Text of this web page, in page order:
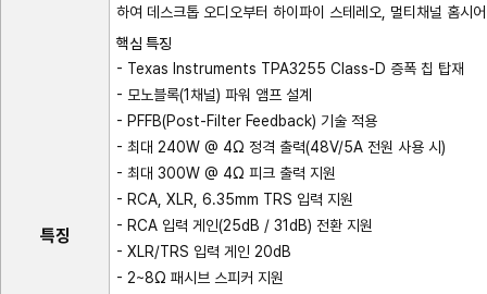
특징
하여 데스크톱 오디오부터 하이파이 스테레오, 멀티채널 홈시
핵심 특징
- Texas Instruments TPA3255 Class-D 증폭 칩 탑재
- 모노블록(1채널) 파워 앰프 설계
- PFFB(Post-Filter Feedback) 기술 적용
- 최대 240W @ 4Ω 정격 출력(48V/5A 전원 사용 시)
- 최대 300W @ 4Ω 피크 출력 지원
- RCA, XLR, 6.35mm TRS 입력 지원
- RCA 입력 게인(25dB / 31dB) 전환 지원
- XLR/TRS 입력 게인 20dB
- 2~8Ω 패시브 스피커 지원